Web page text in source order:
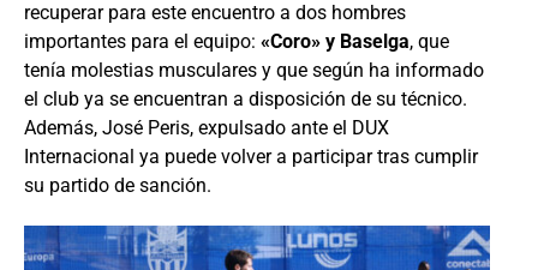
recuperar para este encuentro a dos hombres
importantes para el equipo: «Coro» y Baselga, que
tenía molestias musculares y que según ha informado
el club ya se encuentran a disposición de su técnico.
Además, José Peris, expulsado ante el DUX
Internacional ya puede volver a participar tras cumplir
su partido de sanción.